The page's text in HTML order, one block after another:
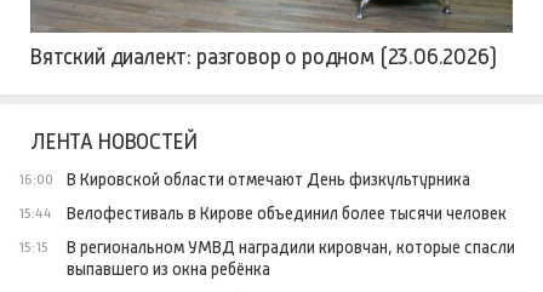
Вятский диалект: разговор о родном (23.06.2026)
ЛЕНТА НОВОСТЕЙ
16:00 В Кировской области отмечают День физкультурника
15:44 Велофестиваль в Кирове объединил более тысячи человек
15:15
В региональном УМВД наградили кировчан, которые спасли
выпавшего из окна ребёнка